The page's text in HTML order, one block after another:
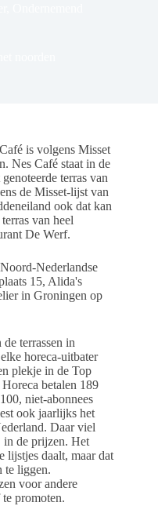
is volgens Misset
Nes Café staat in de
terras van
de Misset-lijst van
ook dat kan
van heel
De Werf.
Nederlandse
15, Alida's
in Groningen op
terrassen in
horeca-uitbater
plekje in de Top
betalen 189
niet-abonnees
ook jaarlijks het
Daar viel
in de prijzen. Het
lijstjes daalt, maar dat
te liggen.
voor andere
promoten.